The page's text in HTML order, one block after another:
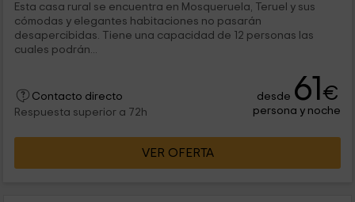
Esta casa rural se encuentra en Mosqueruela, Teruel y sus
cómodas y elegantes habitaciones no pasarán
desapercibidas. Tiene una capacidad de 12 personas las
cuales podrán...
Contacto directo
Respuesta superior a 72h
desde 61€
persona y noche
VER OFERTA